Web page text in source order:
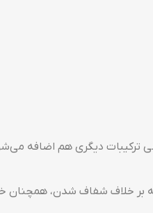
بر خلاف شفاف شدن،